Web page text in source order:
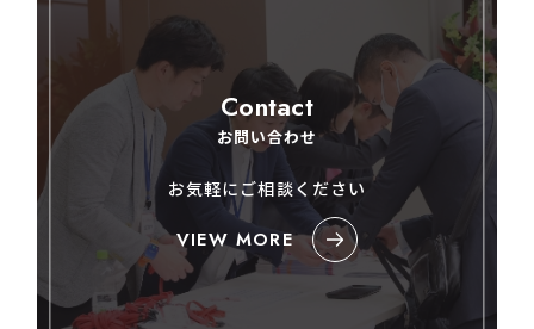
Contact
お問い合わせ
お気軽にご相談ください
VIEW MORE